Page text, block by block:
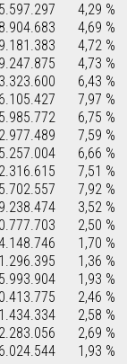
4,29 %
4,69 %
4,72 %
4,73 %
6,43 %
7,97 %
6,75 %
7,59 %
6,66 %
7,51 %
7,92 %
3,52 %
2,50 %
1,70 %
1,36 %
1,93 %
2,46 %
2,58 %
2,69 %
1,93 %